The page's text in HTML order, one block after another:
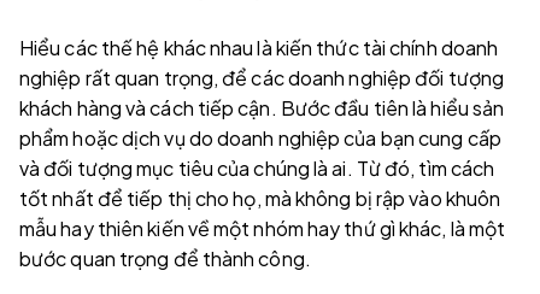
Hiểu các thế hệ khác nhau là kiến thức tài chính doanh
nghiệp rất quan trọng, để các doanh nghiệp đối tượng
khách hàng và cách tiếp cận. Bước đầu tiên là hiểu sản
phẩm hoặc dịch vụ do doanh nghiệp của bạn cung cấp
và đối tượng mục tiêu của chúng là ai. Từ đó, tìm cách
tốt nhất để tiếp thị cho họ, mà không bị rập vào khuôn
mẫu hay thiên kiến về một nhóm hay thứ gì khác, là một
bước quan trọng để thành công.